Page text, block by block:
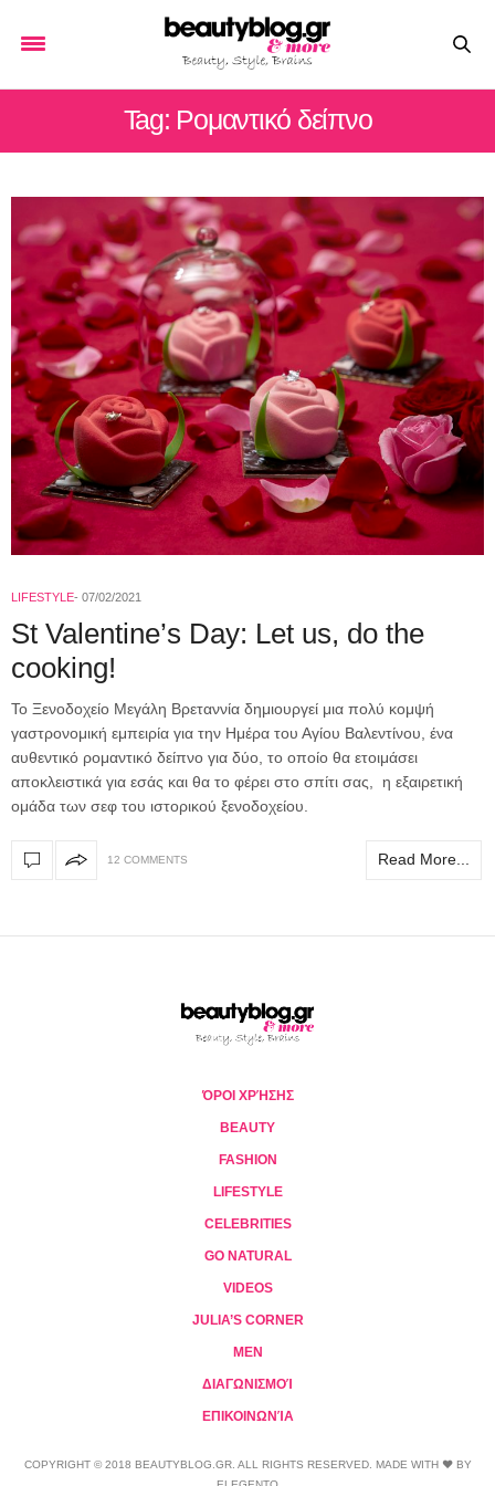
Tag: Ρομαντικό δείπνο
LIFESTYLE 07/02/2021
St Valentine’s Day: Let us, do the
cooking!
Το Ξενοδοχείο Μεγάλη Βρεταννία δημιουργεί μια πολύ κομψή
γαστρονομική εμπειρία για την Ημέρα του Αγίου Βαλεντίνου, ένα
αυθεντικό ρομαντικό δείπνο για δύο, το οποίο θα ετοιμάσει
αποκλειστικά για εσάς και θα το φέρει στο σπίτι σας, η εξαιρετική
ομάδα των σεφ του ιστορικού ξενοδοχείου.
12 COMMENTS Read More...
ΌΡΟΙ ΧΡΉΣΗΣ
BEAUTY
FASHION
LIFESTYLE
CELEBRITIES
GO NATURAL
VIDEOS
JULIA’S CORNER
MEN
ΔΙΑΓΩΝΙΣΜΟΊ
ΕΠΙΚΟΙΝΩΝΊΑ
COPYRIGHT © 2018 BEAUTYBLOG.GR. ALL RIGHTS RESERVED. MADE WITH ❤ BY